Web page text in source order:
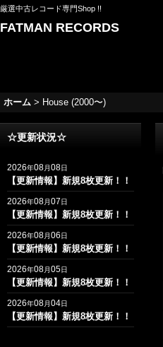
厳選中古レコード専門Shop !!
FATMAN RECORDS
ホーム > House (2000〜)
☆更新状況☆
2026年08月08日
【更新情報】新規8枚更新！！
2026年08月07日
【更新情報】新規8枚更新！！
2026年08月06日
【更新情報】新規8枚更新！！
2026年08月05日
【更新情報】新規8枚更新！！
2026年08月04日
【更新情報】新規8枚更新！！